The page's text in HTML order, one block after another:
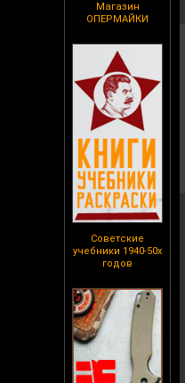
Магазин
ОПЕРМАЙКИ
Советские
учебники 1940-50х
годов